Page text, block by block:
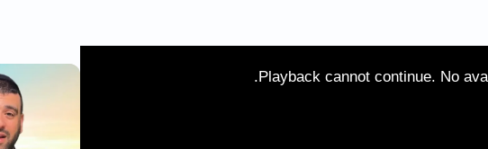
Playback cannot continue. No